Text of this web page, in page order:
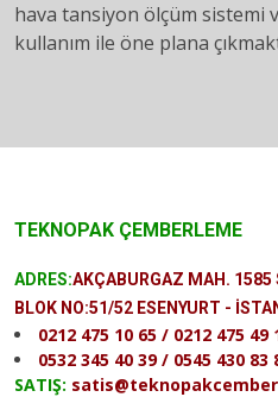
hava tansiyon ölçüm
kullanım ile öne plana
TEKNOPAK ÇEMBERLEME
ADRES:AKÇABURGAZ MAH. 1585
BLOK NO:51/52 ESENYURT -
0212 475 10 65 / 0212 475 49
0532 345 40 39 / 0545 430 83
SATIŞ: